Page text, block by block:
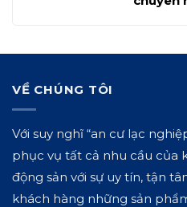
VỀ CHÚNG TÔI
Với suy nghĩ “an cư lạc
phục vụ tất cả nhu cầu của
động sản với sự uy tín, tận
khách hàng những sản